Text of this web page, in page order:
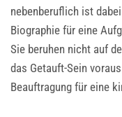
nebenberuflich ist
Biographie für eine
Sie beruhen nicht auf
das Getauft-Sein
Beauftragung für eine